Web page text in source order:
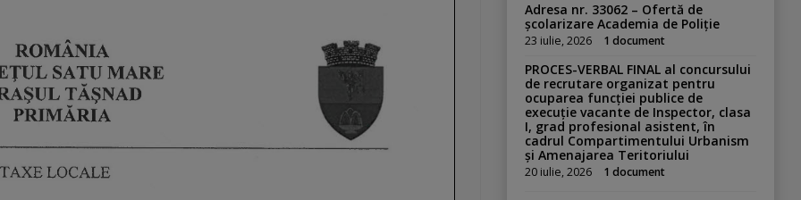
Adresa nr. 33062 – Ofertă de
școlarizare Academia de Poliție
23 iulie, 2026 1 document
PROCES-VERBAL FINAL al concursului
de recrutare organizat pentru
ocuparea funcției publice de
execuție vacante de Inspector, clasa
I, grad profesional asistent, în
cadrul Compartimentului Urbanism
și Amenajarea Teritoriului
20 iulie, 2026 1 document